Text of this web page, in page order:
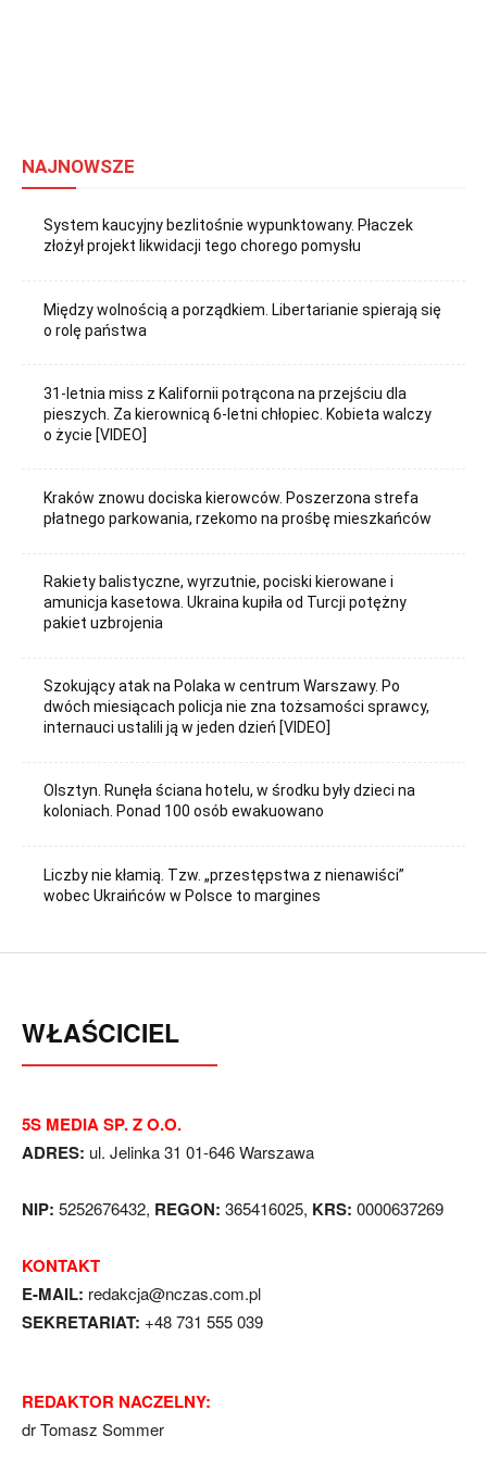
NAJNOWSZE
System kaucyjny bezlitośnie wypunktowany. Płaczek
złożył projekt likwidacji tego chorego pomysłu
Między wolnością a porządkiem. Libertarianie spierają się
o rolę państwa
31-letnia miss z Kalifornii potrącona na przejściu dla
pieszych. Za kierownicą 6-letni chłopiec. Kobieta walczy
o życie [VIDEO]
Kraków znowu dociska kierowców. Poszerzona strefa
płatnego parkowania, rzekomo na prośbę mieszkańców
Rakiety balistyczne, wyrzutnie, pociski kierowane i
amunicja kasetowa. Ukraina kupiła od Turcji potężny
pakiet uzbrojenia
Szokujący atak na Polaka w centrum Warszawy. Po
dwóch miesiącach policja nie zna tożsamości sprawcy,
internauci ustalili ją w jeden dzień [VIDEO]
Olsztyn. Runęła ściana hotelu, w środku były dzieci na
koloniach. Ponad 100 osób ewakuowano
Liczby nie kłamią. Tzw. „przestępstwa z nienawiści”
wobec Ukraińców w Polsce to margines
WŁAŚCICIEL
5S MEDIA SP. Z O.O.
ADRES: ul. Jelinka 31 01-646 Warszawa
NIP: 5252676432, REGON: 365416025, KRS: 0000637269
KONTAKT
E-MAIL: redakcja@nczas.com.pl
SEKRETARIAT: +48 731 555 039
REDAKTOR NACZELNY:
dr Tomasz Sommer